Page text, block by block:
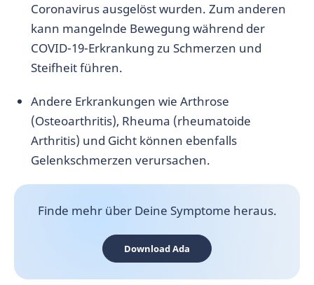
Coronavirus ausgelöst wurden. Zum anderen
kann mangelnde Bewegung während der
COVID-19-Erkrankung zu Schmerzen und
Steifheit führen.
Andere Erkrankungen wie Arthrose
(Osteoarthritis), Rheuma (rheumatoide
Arthritis) und Gicht können ebenfalls
Gelenkschmerzen verursachen.
Finde mehr über Deine Symptome heraus.
Download Ada